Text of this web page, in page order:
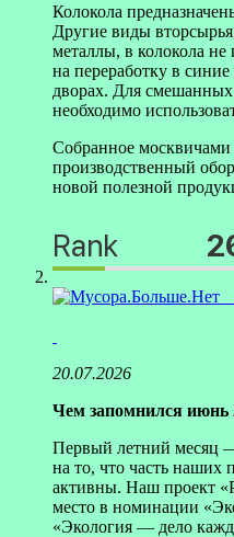
Колокола
Другие виды
металлы, в колокола
на переработку в
дворах. Для смешанных
необходимо
Собранное москвичами
производственный
новой полезной
20.07.2026
Чем запомнился июнь
Первый летний месяц
на то, что часть наших
активны. Наш проект
место в номинации
«Экология — дело